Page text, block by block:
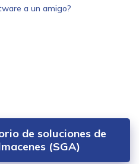
a un amigo?
de soluciones de
(SGA)